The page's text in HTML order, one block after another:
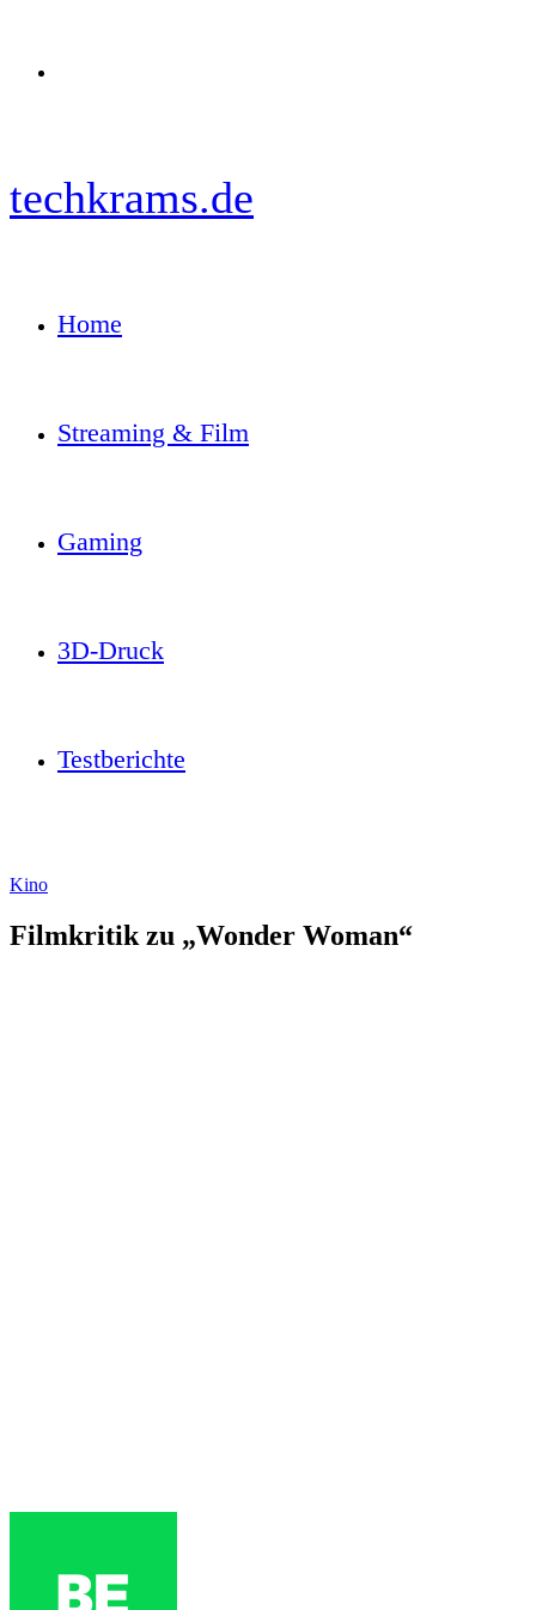
techkrams.de
Home
Streaming & Film
Gaming
3D-Druck
Testberichte
Kino
Filmkritik zu „Wonder Woman“